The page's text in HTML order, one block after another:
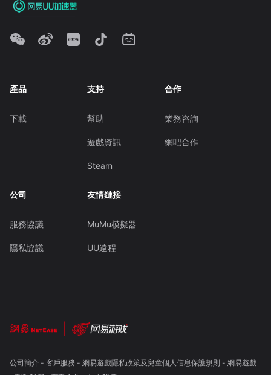
產品
下載
支持
幫助
遊戲資訊
Steam
合作
業務咨詢
網吧合作
公司
服務協議
隱私協議
友情鏈接
MuMu模擬器
UU遠程
公司簡介- 客戶服務 - 網易遊戲隱私政策及兒童個人信息保護規則 - 網易遊戲